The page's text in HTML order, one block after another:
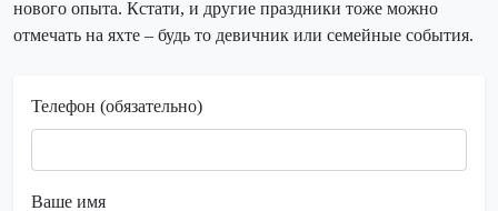
нового опыта. Кстати, и другие праздники тоже можно
отмечать на яхте – будь то девичник или семейные события.
Телефон (обязательно)
Ваше имя